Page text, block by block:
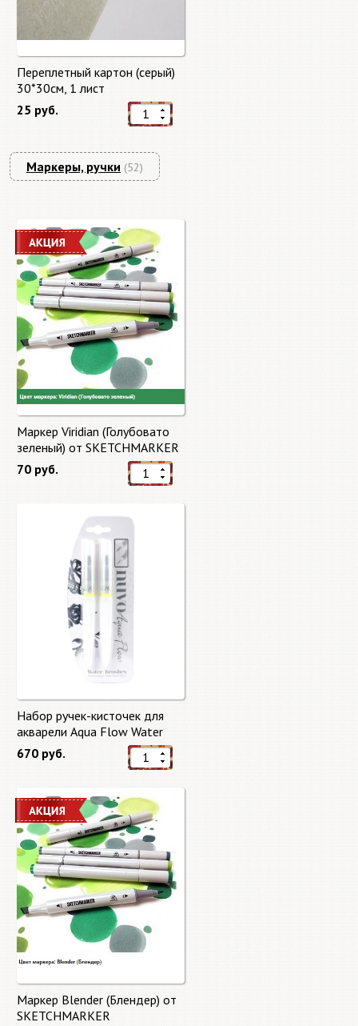
Переплетный картон (серый)
30*30см, 1 лист
25 руб.
Маркеры, ручки (52)
Маркер Viridian (Голубовато
зеленый) от SKETCHMARKER
70 руб.
Набор ручек-кисточек для
акварели Aqua Flow Water
Brushes
670 руб.
Маркер Blender (Блендер) от
SKETCHMARKER